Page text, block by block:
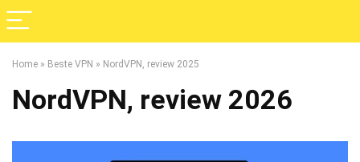
Home » Beste VPN » NordVPN, review 2025
NordVPN, review 2026